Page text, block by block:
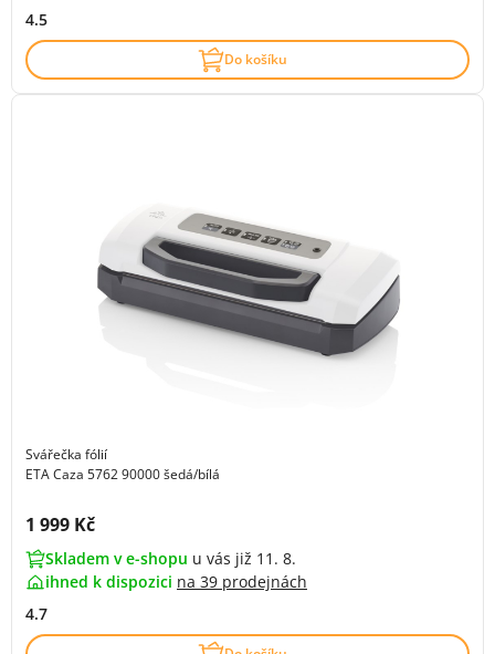
4.5
Do košíku
Svářečka fólií
ETA Caza 5762 90000 šedá/bílá
Cena s DPH:
1 999 Kč
Skladem v e-shopu u vás již 11. 8.
ihned k dispozici na 39 prodejnách
4.7